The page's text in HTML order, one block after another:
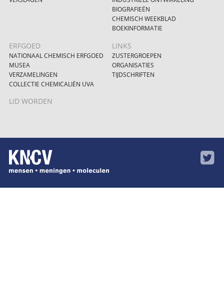
BIOGRAFIEËN
CHEMISCH WEEKBLAD
BOEKINFORMATIE
ERFGOED
NATIONAAL CHEMISCH ERFGOED
MUSEA
VERZAMELINGEN
COLLECTIE CHEMICALIËN UVA
LINKS
ZUSTERGROEPEN
ORGANISATIES
TIJDSCHRIFTEN
LID WORDEN